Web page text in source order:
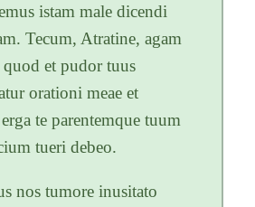
istam male dicendi
Tecum, Atratine, agam
et pudor tuus
orationi meae et
te parentemque tuum
tueri debeo.
nos tumore inusitato